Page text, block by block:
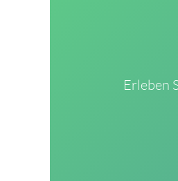
Erleben